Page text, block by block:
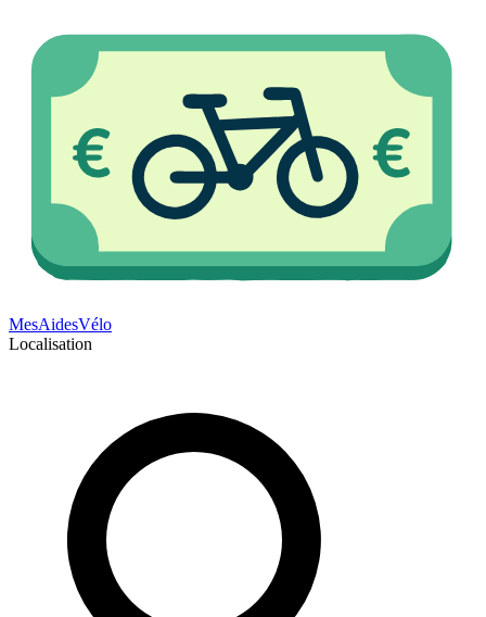
MesAidesVélo
Localisation